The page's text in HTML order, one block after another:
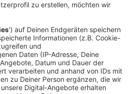
der aktuell infizierten Menschen
aber weiterhin von einer
Dunkelziffer aus. Insgesamt
seit Ausbruch der
Corona-Infektionen vor. Von